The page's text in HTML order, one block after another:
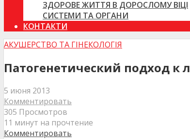
ЗДОРОВЕ ЖИТТЯ В ДОРОСЛОМУ ВІЦІ
СИСТЕМИ ТА ОРГАНИ
КОНТАКТИ
АКУШЕРСТВО ТА ГІНЕКОЛОГІЯ
Патогенетический подход
5 июня 2013
Комментировать
305 Просмотров
11 минут на прочтение
Комментировать